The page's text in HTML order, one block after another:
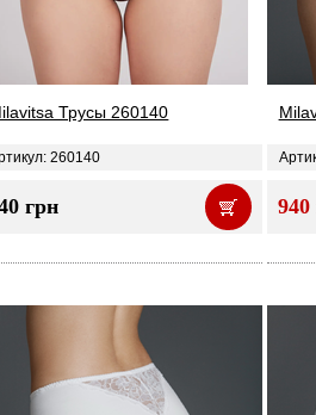
Трусы 260140
260140
грн 940